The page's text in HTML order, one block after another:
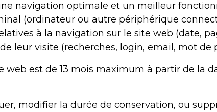
navigation optimale et un meilleur
(ordinateur ou autre périphérique
à la navigation sur le site web (date,
leur visite (recherches, login, email, mot de
web est de 13 mois maximum à partir de la
modifier la durée de conservation, ou